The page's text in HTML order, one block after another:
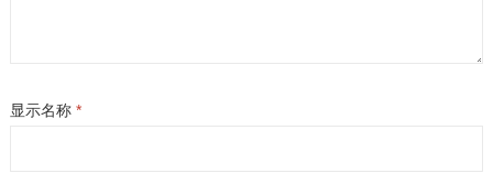
显示名称 *